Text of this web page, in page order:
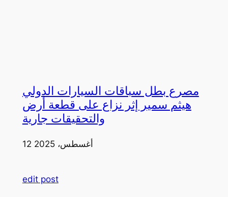
مصرع بطل سباقات السيارات الدولي
هيثم سمير إثر نزاع على قطعة أرض
والتحقيقات جارية
12 أغسطس، 2025
edit post